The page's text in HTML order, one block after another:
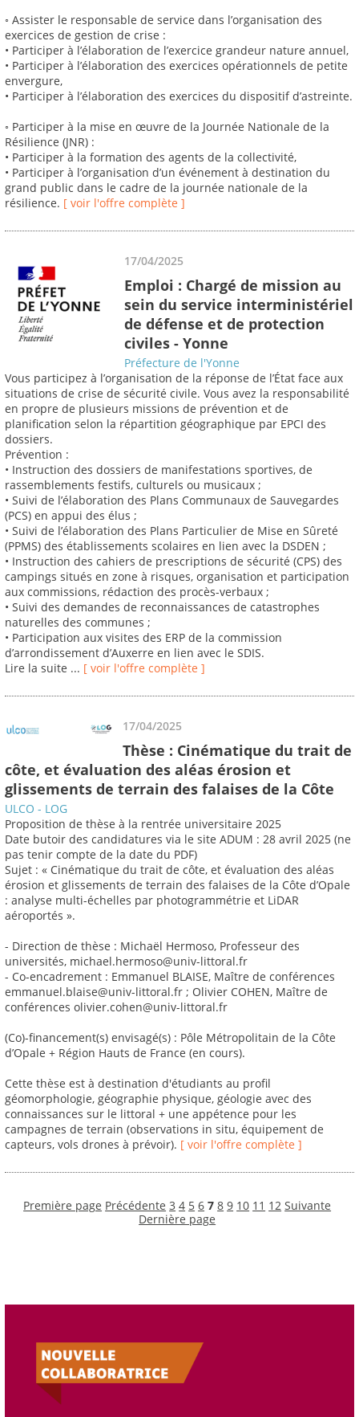
◦ Assister le responsable de service dans l’organisation des
exercices de gestion de crise :
• Participer à l’élaboration de l’exercice grandeur nature annuel,
• Participer à l’élaboration des exercices opérationnels de petite
envergure,
• Participer à l’élaboration des exercices du dispositif d’astreinte.
◦ Participer à la mise en œuvre de la Journée Nationale de la
Résilience (JNR) :
• Participer à la formation des agents de la collectivité,
• Participer à l’organisation d’un événement à destination du
grand public dans le cadre de la journée nationale de la
résilience. [ voir l'offre complète ]
17/04/2025
Emploi : Chargé de mission au
sein du service interministériel
de défense et de protection
civiles - Yonne
Préfecture de l'Yonne
Vous participez à l’organisation de la réponse de l’État face aux
situations de crise de sécurité civile. Vous avez la responsabilité
en propre de plusieurs missions de prévention et de
planification selon la répartition géographique par EPCI des
dossiers.
Prévention :
• Instruction des dossiers de manifestations sportives, de
rassemblements festifs, culturels ou musicaux ;
• Suivi de l’élaboration des Plans Communaux de Sauvegardes
(PCS) en appui des élus ;
• Suivi de l’élaboration des Plans Particulier de Mise en Sûreté
(PPMS) des établissements scolaires en lien avec la DSDEN ;
• Instruction des cahiers de prescriptions de sécurité (CPS) des
campings situés en zone à risques, organisation et participation
aux commissions, rédaction des procès-verbaux ;
• Suivi des demandes de reconnaissances de catastrophes
naturelles des communes ;
• Participation aux visites des ERP de la commission
d’arrondissement d’Auxerre en lien avec le SDIS.
Lire la suite ... [ voir l'offre complète ]
17/04/2025
Thèse : Cinématique du trait de
côte, et évaluation des aléas érosion et
glissements de terrain des falaises de la Côte
ULCO - LOG
Proposition de thèse à la rentrée universitaire 2025
Date butoir des candidatures via le site ADUM : 28 avril 2025 (ne
pas tenir compte de la date du PDF)
Sujet : « Cinématique du trait de côte, et évaluation des aléas
érosion et glissements de terrain des falaises de la Côte d’Opale
: analyse multi-échelles par photogrammétrie et LiDAR
aéroportés ».
- Direction de thèse : Michaël Hermoso, Professeur des
universités, michael.hermoso@univ-littoral.fr
- Co-encadrement : Emmanuel BLAISE, Maître de conférences
emmanuel.blaise@univ-littoral.fr ; Olivier COHEN, Maître de
conférences olivier.cohen@univ-littoral.fr
(Co)-financement(s) envisagé(s) : Pôle Métropolitain de la Côte
d’Opale + Région Hauts de France (en cours).
Cette thèse est à destination d'étudiants au profil
géomorphologie, géographie physique, géologie avec des
connaissances sur le littoral + une appétence pour les
campagnes de terrain (observations in situ, équipement de
capteurs, vols drones à prévoir). [ voir l'offre complète ]
Première page Précédente 3 4 5 6 7 8 9 10 11 12 Suivante
Dernière page